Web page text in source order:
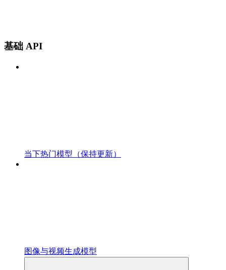
基础 API
当下热门模型（保持更新）
图像与视频生成模型